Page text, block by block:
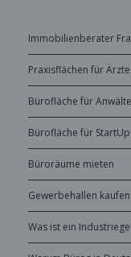
Immobilienberater
Praxisflächen für Ärzte
Bürofläche für Anwälte
Bürofläche für
Büroräume mieten
Gewerbehallen kaufen
Was ist ein